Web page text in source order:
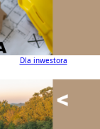
Dla inwestora